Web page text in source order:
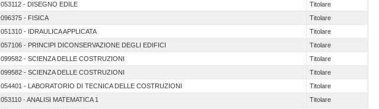
053112 - DISEGNO EDILE
Titolare
096375 - FISICA
Titolare
051310 - IDRAULICA APPLICATA
Titolare
057106 - PRINCIPI DICONSERVAZIONE DEGLI EDIFICI
Titolare
099582 - SCIENZA DELLE COSTRUZIONI
Titolare
099582 - SCIENZA DELLE COSTRUZIONI
Titolare
054401 - LABORATORIO DI TECNICA DELLE COSTRUZIONI Titolare
053110 - ANALISI MATEMATICA 1
Titolare